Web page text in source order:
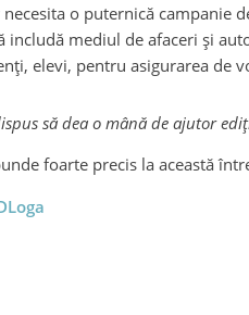
o puternică campanie
includă mediul de afaceri și
elevi, pentru asigurarea de
să dea o mână de ajutor
foarte precis la această